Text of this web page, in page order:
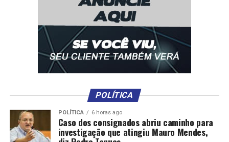
POLÍTICA
POLÍTICA 6 horas ago
Caso dos consignados abriu caminho para
investigação que atingiu Mauro Mendes,